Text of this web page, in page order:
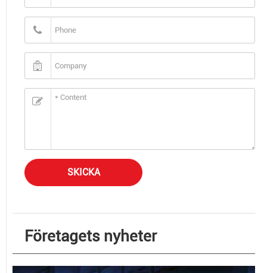
SKICKA
Företagets nyheter